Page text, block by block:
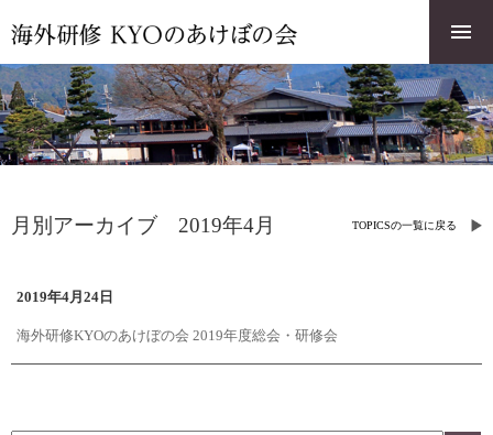
月別アーカイブ 2019年4月 TOPICSの一覧に戻る
2019年4月24日
海外研修KYOのあけぼの会 2019年度総会・研修会